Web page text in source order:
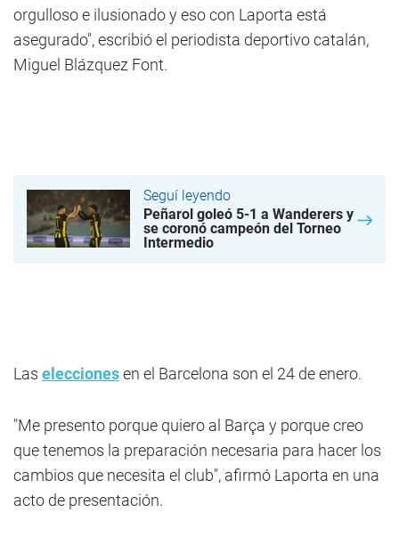
orgulloso e ilusionado y eso con Laporta está
asegurado", escribió el periodista deportivo catalán,
Miguel Blázquez Font.
Seguí leyendo
Peñarol goleó 5-1 a Wanderers y
se coronó campeón del Torneo
Intermedio
Las eleccionesen el Barcelona son el 24 de enero.
"Me presento porque quiero al Barça y porque creo
que tenemos la preparación necesaria para hacer los
cambios que necesita el club", afirmó Laporta en una
acto de presentación.